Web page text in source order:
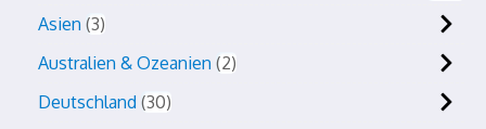
Asien 3
Australien & Ozeanien 2
Deutschland 30